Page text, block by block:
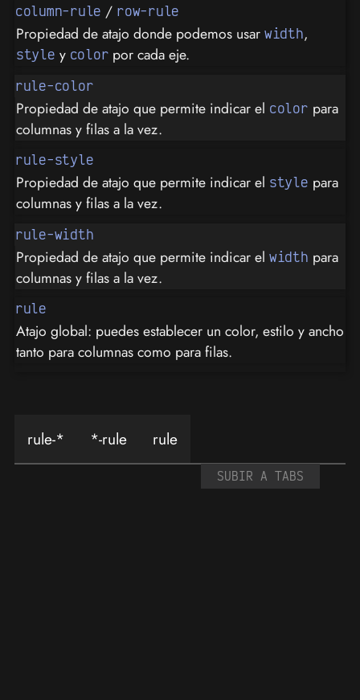
column-rule / row-rule
Propiedad de atajo donde podemos usar width,
style y color por cada eje.
rule-color
Propiedad de atajo que permite indicar el color para
columnas y filas a la vez.
rule-style
Propiedad de atajo que permite indicar el style para
columnas y filas a la vez.
rule-width
Propiedad de atajo que permite indicar el width para
columnas y filas a la vez.
rule
Atajo global: puedes establecer un color, estilo y ancho
tanto para columnas como para filas.
rule-* *-rule rule
SUBIR A TABS